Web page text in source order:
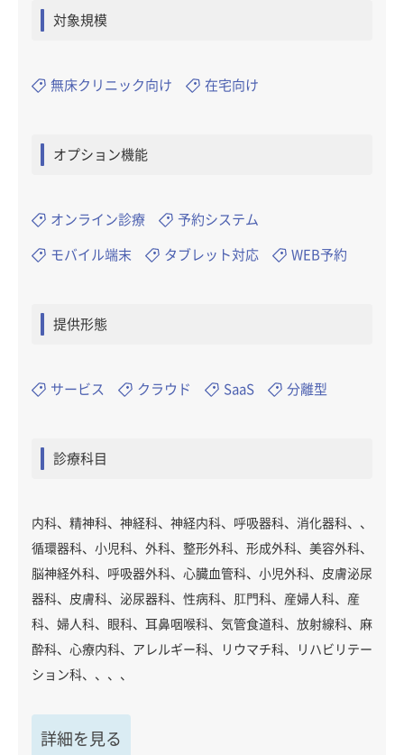
対象規模
無床クリニック向け 在宅向け
オプション機能
オンライン診療 予約システム
モバイル端末 タブレット対応 WEB予約
提供形態
サービス クラウド SaaS 分離型
診療科目
内科、精神科、神経科、神経内科、呼吸器科、消化器科、、
循環器科、小児科、外科、整形外科、形成外科、美容外科、
脳神経外科、呼吸器外科、心臓血管科、小児外科、皮膚泌尿
器科、皮膚科、泌尿器科、性病科、肛門科、産婦人科、産
科、婦人科、眼科、耳鼻咽喉科、気管食道科、放射線科、麻
酔科、心療内科、アレルギー科、リウマチ科、リハビリテー
ション科、、、、
詳細を見る